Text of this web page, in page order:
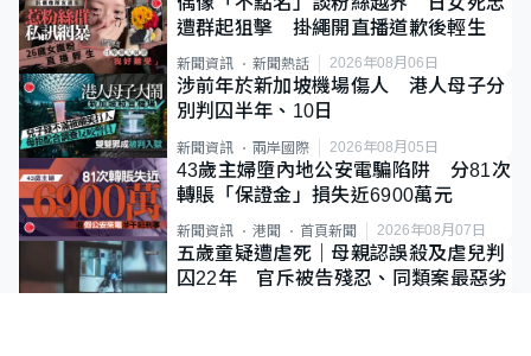
遭群起狙擊 掛繩開直播道歉後輕生
新聞資訊 新聞熱話 2026年08月06日
涉前年於新加坡機場傷人 港人母子分
別判囚半年、10日
新聞資訊 兩岸國際 2026年08月05日
43歲主婦墮內地公安電騙陷阱 分81次
轉賬「保證金」損失近6900萬元
新聞資訊 港聞 首頁新聞 2026年08月07日
五歲童疑遭虐死｜母親認誤殺及虐兒判
囚22年 官斥被告殘忍、同類案最惡劣